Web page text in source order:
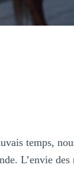
temps,
L’envie